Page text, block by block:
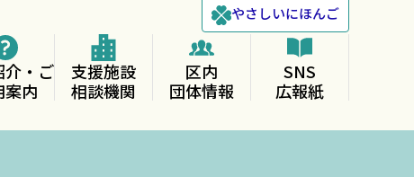
やさしいにほんご
介・ご
案内
支援施設
相談機関
区内
団体情報
SNS
広報紙